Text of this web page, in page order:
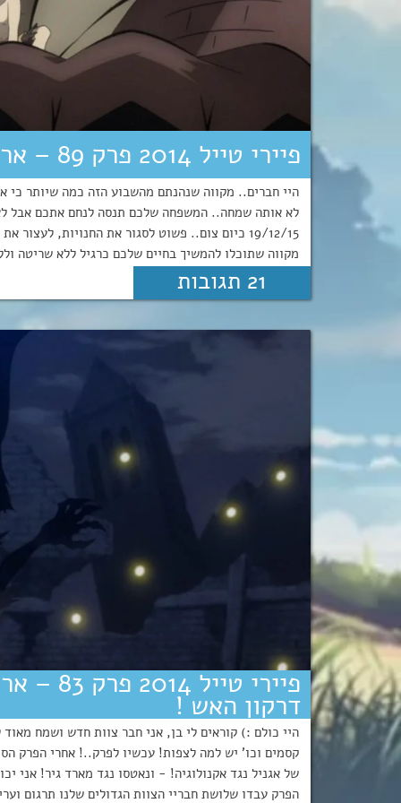
פיירי טייל 2014 פרק 89 – ארק טרטרוס: טיפות של להבה!
היי חברים.. מקווה שנהנתם מהשבוע הזה כמה שיותר כי
לא אותה שמחה.. המשפחה שלכם תנסה לנחם אתכם אבל
19/12/15 כיום צום.. פשוט לסגור את החנויות,
מקווה שתוכלו להמשיך בחיים שלכם כרגיל ללא שריטה
21 תגובות
פיירי
דרקון האש !
קסמים וכו' יש למה לצפות! עכשיו לפרק..! אחרי הפרק
של אגניל נגד אקנולוגיה! - ונאטסו נגד מארד גיר!
הפרק עבדו שלושת חבריי הצוות הגדולים שלנו תרגום